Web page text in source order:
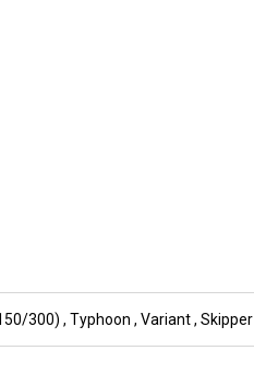
300) , Typhoon , Variant, Skipper